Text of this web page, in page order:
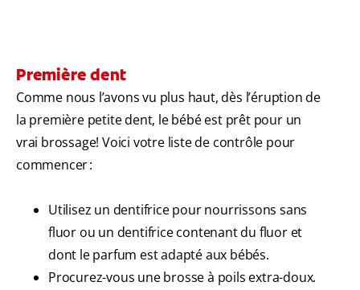
Première dent
Comme nous l’avons vu plus haut, dès l’éruption de
la première petite dent, le bébé est prêt pour un
vrai brossage! Voici votre liste de contrôle pour
commencer :
Utilisez un dentifrice pour nourrissons sans
fluor ou un dentifrice contenant du fluor et
dont le parfum est adapté aux bébés.
Procurez-vous une brosse à poils extra-doux.